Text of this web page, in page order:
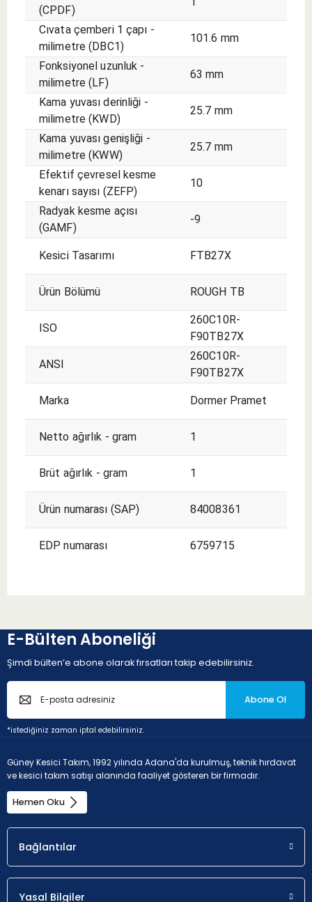
(CPDF)
Cıvata çemberi 1 çapı -
milimetre (DBC1)
101.6 mm
Fonksiyonel uzunluk -
milimetre (LF)
63 mm
Kama yuvası derinliği -
milimetre (KWD)
25.7 mm
Kama yuvası genişliği -
milimetre (KWW)
25.7 mm
Efektif çevresel kesme
kenarı sayısı (ZEFP)
10
Radyak kesme açısı
(GAMF)
-9
Kesici Tasarımı FTB27X
Ürün Bölümü ROUGH TB
ISO
260C10R-
F90TB27X
ANSI
260C10R-
F90TB27X
Marka Dormer Pramet
Netto ağırlık - gram 1
Brüt ağırlık - gram 1
Ürün numarası (SAP) 84008361
EDP numarası 6759715
E-Bülten Aboneliği
Şimdi bülten’e abone olarak fırsatları takip edebilirsiniz.
Abone Ol
*istediğiniz zaman iptal edebilirsiniz.
Güney Kesici Takım, 1992 yılında Adana'da kurulmuş, teknik hırdavat
ve kesici takım satışı alanında faaliyet gösteren bir firmadır.
Hemen Oku
Bağlantılar
Yasal Bilgiler